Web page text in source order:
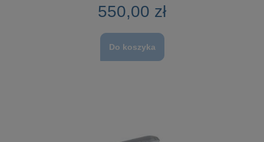
550,00 zł
Do koszyka